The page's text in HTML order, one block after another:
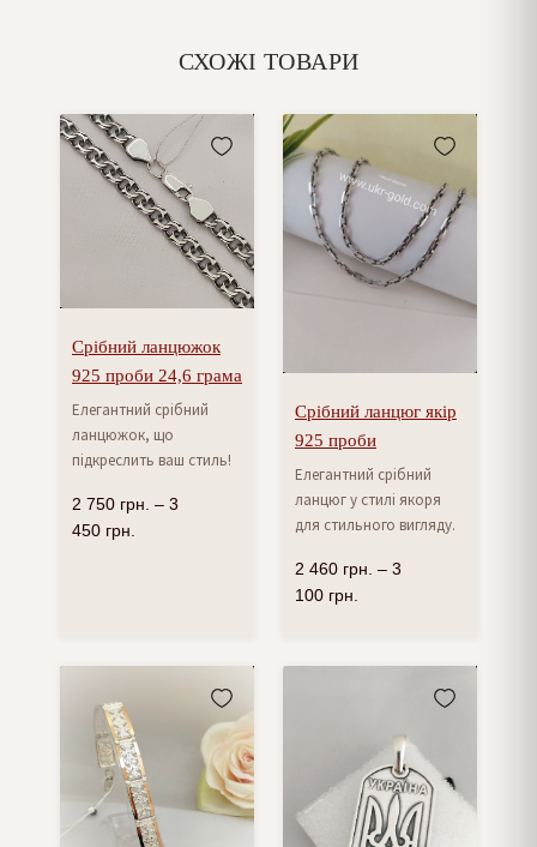
СХОЖІ ТОВАРИ
Срібний ланцюжок
925 проби 24,6 грама
Елегантний срібний
ланцюжок, що
підкреслить ваш стиль!
2 750 грн. – 3
450 грн.
Срібний ланцюг якір
925 проби
Елегантний срібний
ланцюг у стилі якоря
для стильного вигляду.
2 460 грн. – 3
100 грн.